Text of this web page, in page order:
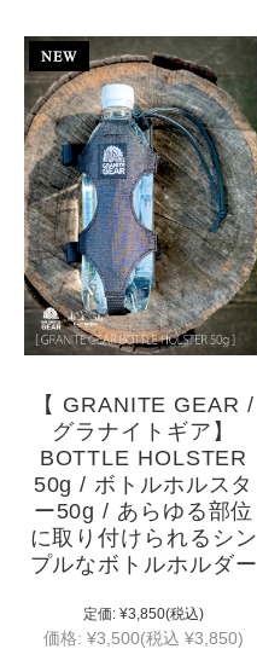
【 GRANITE GEAR /
グラナイトギア】
BOTTLE HOLSTER
50g / ボトルホルスタ
ー50g / あらゆる部位
に取り付けられるシン
プルなボトルホルダー
定価: ¥3,850(税込)
価格: ¥3,500(税込 ¥3,850)